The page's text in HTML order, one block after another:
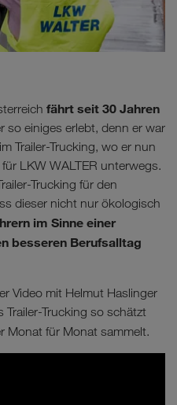
fährt seit 30 Jahren
so einiges erlebt, denn er war
Trailer-Trucking, wo er nun
LKW WALTER unterwegs.
Trucking für den
dieser nicht nur ökologisch
im Sinne einer
besseren Berufsalltag
Video mit Helmut Haslinger
Trailer-Trucking so schätzt
Monat für Monat sammelt.